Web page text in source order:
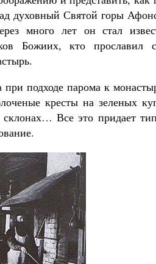
духовный Святой горы
много лет он стал
Божиих, кто прославил
подходе парома к
кресты на зеленых
Все это придает